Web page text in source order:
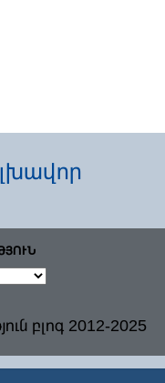
բլոգ 2012-2025